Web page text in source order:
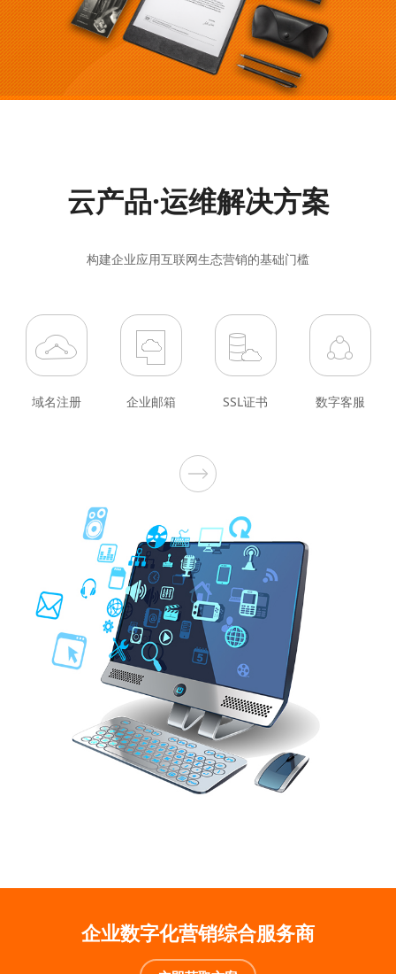
云产品·运维解决方案
构建企业应用互联网生态营销的基础门槛
域名注册 企业邮箱 SSL证书 数字客服
企业数字化营销综合服务商